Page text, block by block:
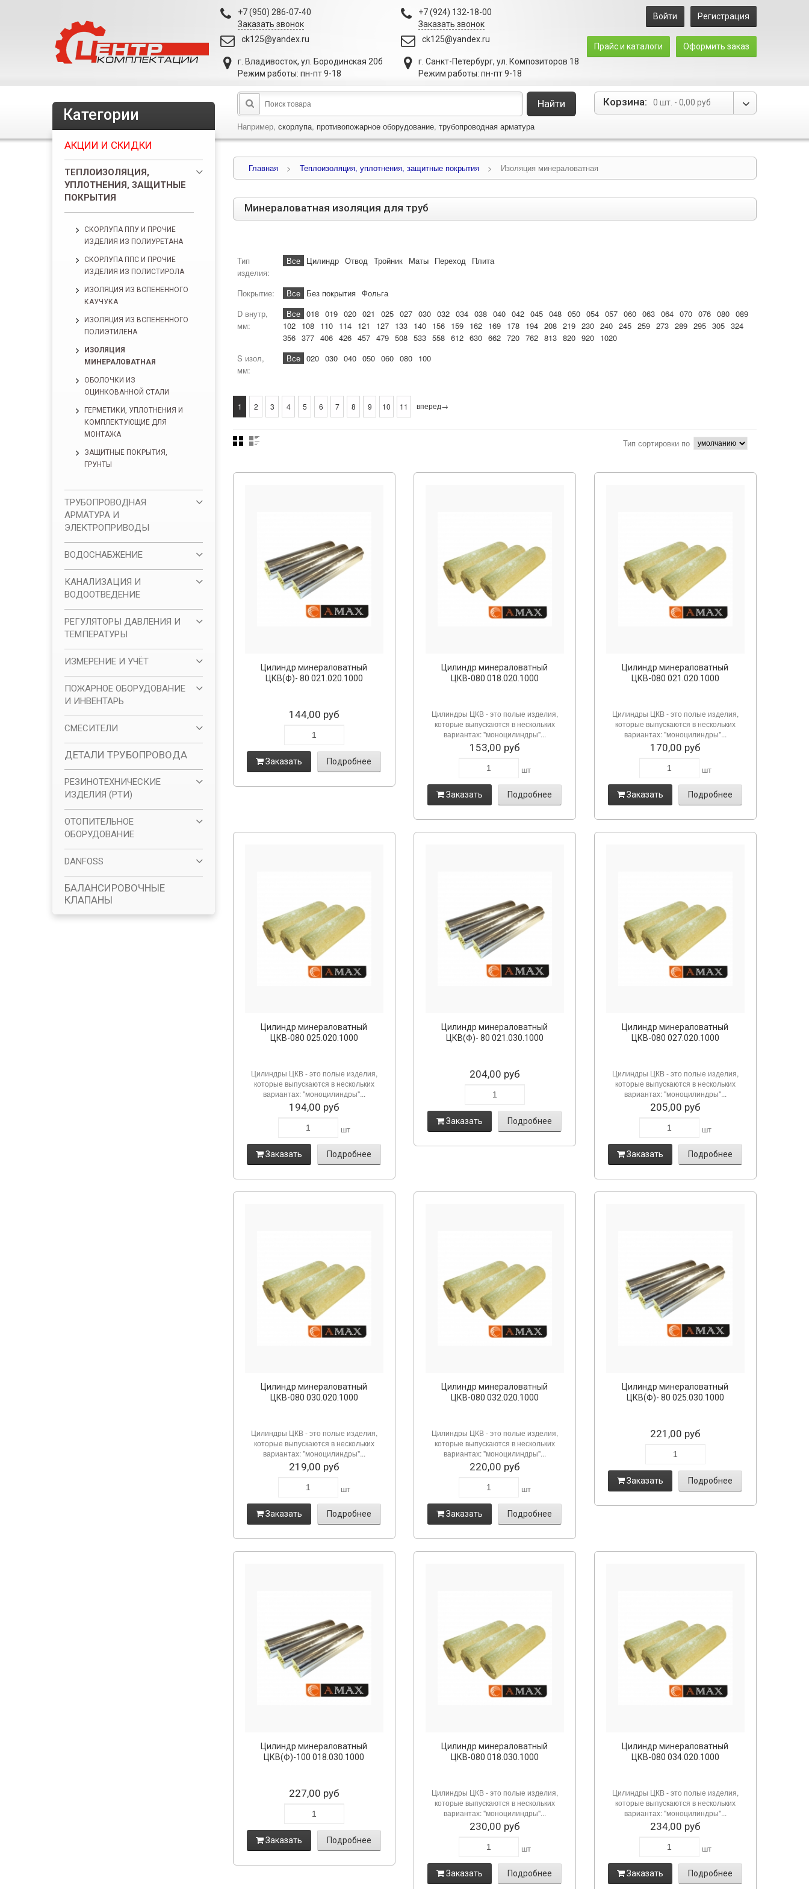
Войти Регистрация
Прайс и каталоги Оформить заказ
+7 (950) 286-07-40
Заказать звонок
ck125@yandex.ru
г. Владивосток, ул. Бородинская 20б
Режим работы: пн-пт 9-18
+7 (924) 132-18-00
Заказать звонок
ck125@yandex.ru
г. Санкт-Петербург, ул. Композиторов 18
Режим работы: пн-пт 9-18
Корзина: 0 шт. - 0,00 руб
Найти
Например, скорлупа, противопожарное оборудование, трубопроводная арматура
Главная > Теплоизоляция, уплотнения, защитные покрытия > Изоляция минераловатная
Минераловатная изоляция для труб
Тип
изделия:
Все Цилиндр Отвод Тройник Маты Переход Плита
Покрытие: Все Без покрытия Фольга
D внутр,
мм:
Все 018 019 020 021 025 027 030 032 034 038 040 042 045 048 050 054 057 060 063 064 070 076 080 089
102 108 110 114 121 127 133 140 156 159 162 169 178 194 208 219 230 240 245 259 273 289 295 305 324
356 377 406 426 457 479 508 533 558 612 630 662 720 762 813 820 920 1020
S изол,
мм:
Все 020 030 040 050 060 080 100
1 2 3 4 5 6 7 8 9 10 11 вперед→
Тип сортировки по
Цилиндр минераловатный
ЦКВ(Ф)- 80 021.020.1000
144,00 руб
Заказать Подробнее
Цилиндр минераловатный
ЦКВ-080 018.020.1000
Цилиндры ЦКВ - это полые изделия,
которые выпускаются в нескольких
вариантах: "моноцилиндры"...
153,00 руб
шт
Заказать Подробнее
Цилиндр минераловатный
ЦКВ-080 021.020.1000
Цилиндры ЦКВ - это полые изделия,
которые выпускаются в нескольких
вариантах: "моноцилиндры"...
170,00 руб
шт
Заказать Подробнее
Цилиндр минераловатный
ЦКВ-080 025.020.1000
Цилиндры ЦКВ - это полые изделия,
которые выпускаются в нескольких
вариантах: "моноцилиндры"...
194,00 руб
шт
Заказать Подробнее
Цилиндр минераловатный
ЦКВ(Ф)- 80 021.030.1000
204,00 руб
Заказать Подробнее
Цилиндр минераловатный
ЦКВ-080 027.020.1000
Цилиндры ЦКВ - это полые изделия,
которые выпускаются в нескольких
вариантах: "моноцилиндры"...
205,00 руб
шт
Заказать Подробнее
Цилиндр минераловатный
ЦКВ-080 030.020.1000
Цилиндры ЦКВ - это полые изделия,
которые выпускаются в нескольких
вариантах: "моноцилиндры"...
219,00 руб
шт
Заказать Подробнее
Цилиндр минераловатный
ЦКВ-080 032.020.1000
Цилиндры ЦКВ - это полые изделия,
которые выпускаются в нескольких
вариантах: "моноцилиндры"...
220,00 руб
шт
Заказать Подробнее
Цилиндр минераловатный
ЦКВ(Ф)- 80 025.030.1000
221,00 руб
Заказать Подробнее
Цилиндр минераловатный
ЦКВ(Ф)-100 018.030.1000
227,00 руб
Заказать Подробнее
Цилиндр минераловатный
ЦКВ-080 018.030.1000
Цилиндры ЦКВ - это полые изделия,
которые выпускаются в нескольких
вариантах: "моноцилиндры"...
230,00 руб
шт
Заказать Подробнее
Цилиндр минераловатный
ЦКВ-080 034.020.1000
Цилиндры ЦКВ - это полые изделия,
которые выпускаются в нескольких
вариантах: "моноцилиндры"...
234,00 руб
шт
Заказать Подробнее
Категории
АКЦИИ И СКИДКИ
ТЕПЛОИЗОЛЯЦИЯ,
УПЛОТНЕНИЯ, ЗАЩИТНЫЕ
ПОКРЫТИЯ
СКОРЛУПА ППУ И ПРОЧИЕ
ИЗДЕЛИЯ ИЗ ПОЛИУРЕТАНА
СКОРЛУПА ППС И ПРОЧИЕ
ИЗДЕЛИЯ ИЗ ПОЛИСТИРОЛА
ИЗОЛЯЦИЯ ИЗ ВСПЕНЕННОГО
КАУЧУКА
ИЗОЛЯЦИЯ ИЗ ВСПЕНЕННОГО
ПОЛИЭТИЛЕНА
ИЗОЛЯЦИЯ
МИНЕРАЛОВАТНАЯ
ОБОЛОЧКИ ИЗ
ОЦИНКОВАННОЙ СТАЛИ
ГЕРМЕТИКИ, УПЛОТНЕНИЯ И
КОМПЛЕКТУЮЩИЕ ДЛЯ
МОНТАЖА
ЗАЩИТНЫЕ ПОКРЫТИЯ,
ГРУНТЫ
ТРУБОПРОВОДНАЯ
АРМАТУРА И
ЭЛЕКТРОПРИВОДЫ
ВОДОСНАБЖЕНИЕ
КАНАЛИЗАЦИЯ И
ВОДООТВЕДЕНИЕ
РЕГУЛЯТОРЫ ДАВЛЕНИЯ И
ТЕМПЕРАТУРЫ
ИЗМЕРЕНИЕ И УЧЁТ
ПОЖАРНОЕ ОБОРУДОВАНИЕ
И ИНВЕНТАРЬ
СМЕСИТЕЛИ
ДЕТАЛИ ТРУБОПРОВОДА
РЕЗИНОТЕХНИЧЕСКИЕ
ИЗДЕЛИЯ (РТИ)
ОТОПИТЕЛЬНОЕ
ОБОРУДОВАНИЕ
DANFOSS
БАЛАНСИРОВОЧНЫЕ
КЛАПАНЫ